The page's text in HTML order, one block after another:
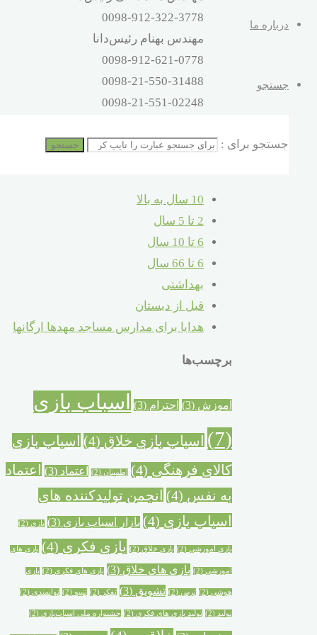
درباره ما
جستجو
جستجو برای : جستجو
0098-912-322-3778
مهندس بهنام رئیس‌دانا
0098-912-621-0778
0098-21-550-31488
0098-21-551-02248
تهران – اتوبان بهشت‌زهرا – صالح‌آباد
10 سال به بالا
2 تا 5 سال
6 تا 10 سال
6 تا 66 سال
بهداشتی
قبل از دبستان
هدایا برای مدارس مساجد مهدها ارگانها
برچسب‌ها
آموزش (3) احترام (3)
اسباب بازی
(7)
اسباب بازی خلاق (4)
اسباب بازی
کالای فرهنگی (4) اطمینان (2) اعتماد (3)
اعتماد
به نفس (4)
انجمن تولیدکننده های
اسباب بازی (4) بازار اسباب بازی (3) بازی (2)
بازی آموزشی (2) بازی خلاق (2) بازی فکری (4) بازی های
آموزشی (2) بازی های خلاق (3) بازی های فکری (2) بازی
هوشی (2) ترس (2) تشویق (3) تفکر (2) تنبیه (2) توانمندی (2)
تولید (2) تولید بازی های فکری (2) جشنواره ملی اسباب‌بازی (2)